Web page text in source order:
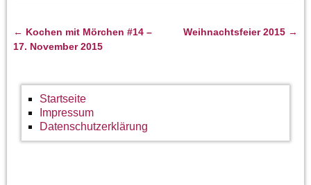
Artikelnavigation
← Kochen mit Mörchen #14 –
17. November 2015
Weihnachtsfeier 2015 →
Startseite
Impressum
Datenschutzerklärung